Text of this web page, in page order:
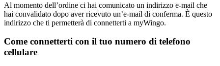
Al momento dell’ordine ci hai comunicato un indirizzo e-mail che
hai convalidato dopo aver ricevuto un’e-mail di conferma. È questo
indirizzo che ti permetterà di connetterti a myWingo.
Come connetterti con il tuo numero di telefono
cellulare